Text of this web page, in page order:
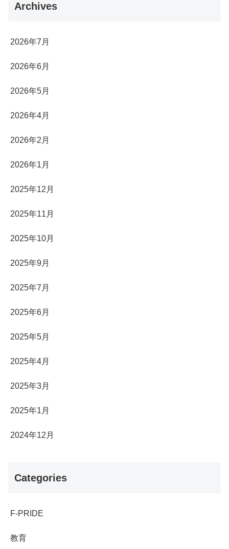
Archives
2026年7月
2026年6月
2026年5月
2026年4月
2026年2月
2026年1月
2025年12月
2025年11月
2025年10月
2025年9月
2025年7月
2025年6月
2025年5月
2025年4月
2025年3月
2025年1月
2024年12月
Categories
F-PRIDE
教育